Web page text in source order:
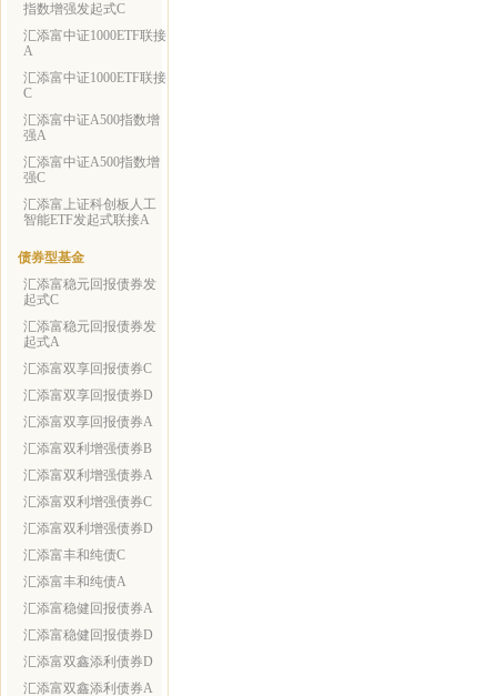
指数增强发起式C
汇添富中证1000ETF联接
A
汇添富中证1000ETF联接
C
汇添富中证A500指数增
强A
汇添富中证A500指数增
强C
汇添富上证科创板人工
智能ETF发起式联接A
债券型基金
汇添富稳元回报债券发
起式C
汇添富稳元回报债券发
起式A
汇添富双享回报债券C
汇添富双享回报债券D
汇添富双享回报债券A
汇添富双利增强债券B
汇添富双利增强债券A
汇添富双利增强债券C
汇添富双利增强债券D
汇添富丰和纯债C
汇添富丰和纯债A
汇添富稳健回报债券A
汇添富稳健回报债券D
汇添富双鑫添利债券D
汇添富双鑫添利债券A